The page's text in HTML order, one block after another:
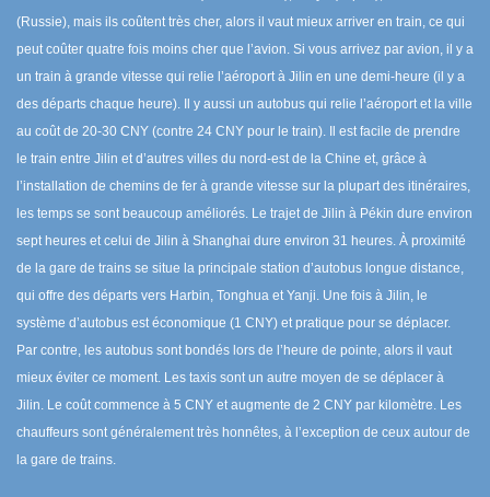
(Russie), mais ils coûtent très cher, alors il vaut mieux arriver en train, ce qui
peut coûter quatre fois moins cher que l’avion. Si vous arrivez par avion, il y a
un train à grande vitesse qui relie l’aéroport à Jilin en une demi-heure (il y a
des départs chaque heure). Il y aussi un autobus qui relie l’aéroport et la ville
au coût de 20-30 CNY (contre 24 CNY pour le train). Il est facile de prendre
le train entre Jilin et d’autres villes du nord-est de la Chine et, grâce à
l’installation de chemins de fer à grande vitesse sur la plupart des itinéraires,
les temps se sont beaucoup améliorés. Le trajet de Jilin à Pékin dure environ
sept heures et celui de Jilin à Shanghai dure environ 31 heures. À proximité
de la gare de trains se situe la principale station d’autobus longue distance,
qui offre des départs vers Harbin, Tonghua et Yanji. Une fois à Jilin, le
système d’autobus est économique (1 CNY) et pratique pour se déplacer.
Par contre, les autobus sont bondés lors de l’heure de pointe, alors il vaut
mieux éviter ce moment. Les taxis sont un autre moyen de se déplacer à
Jilin. Le coût commence à 5 CNY et augmente de 2 CNY par kilomètre. Les
chauffeurs sont généralement très honnêtes, à l’exception de ceux autour de
la gare de trains.